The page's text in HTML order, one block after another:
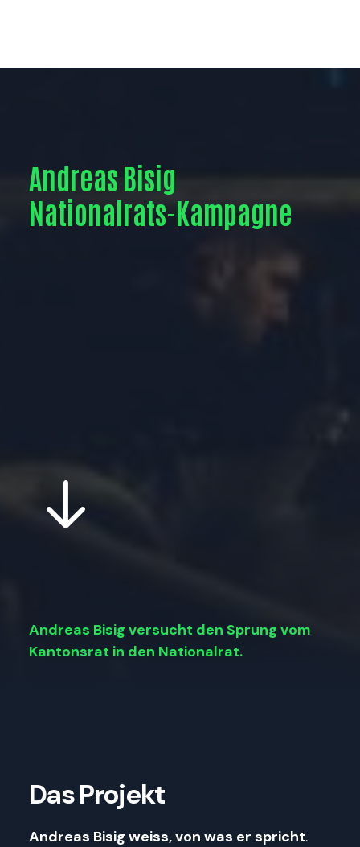
AndreasBisig
Nationalrats-Kampagne
Andreas Bisig versucht den Sprung vom
Kantonsrat in den Nationalrat.
Das Projekt
Andreas Bisig weiss, von was er spricht.